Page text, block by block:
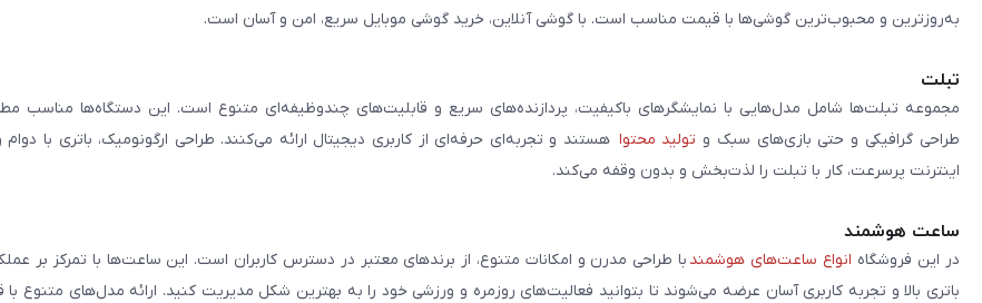
به‌روزترین و محبوب‌ترین گوشی‌ها با قیمت مناسب است. با گوشی آنلاین، خرید گوشی موبایل سریع، امن و آسان است.
تبلت
مجموعه تبلت‌ها شامل مدل‌هایی با نمایشگرهای باکیفیت، پردازنده‌های سریع و قابلیت‌های چندوظیفه‌ای متنوع است. این دستگاه‌ها مناسب
طراحی گرافیکی و حتی بازی‌های سبک و تولید محتوا هستند و تجربه‌ای حرفه‌ای از کاربری دیجیتال ارائه می‌کنند. طراحی ارگونومیک، باتری با
اینترنت پرسرعت، کار با تبلت را لذت‌بخش و بدون وقفه می‌کند.
ساعت هوشمند
در این فروشگاه انواع ساعت‌های هوشمند با طراحی مدرن و امکانات متنوع، از برندهای معتبر در دسترس کاربران است. این ساعت‌ها با تمرکز بر
باتری بالا و تجربه کاربری آسان عرضه می‌شوند تا بتوانید فعالیت‌های روزمره و ورزشی خود را به بهترین شکل مدیریت کنید. ارائه مدل‌های متنوع با